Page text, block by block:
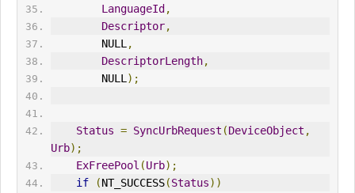
LanguageId ,
Descriptor,
        NULL
,
DescriptorLength,
        NULL
);
Status = SyncUrbRequest (DeviceObject ,
Urb);
ExFreePool (Urb);
if
(NT_SUCCESS(Status))